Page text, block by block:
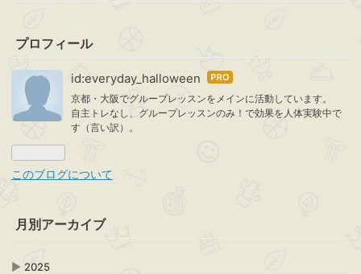
プロフィール
id:everyday_halloween はて
なブ
ログ
京都・大阪でグループレッスンをメインに活動しています。
自主トレなし、グループレッスンのみ！で効果を人体実験中で
す（言い訳）。
このブログについて
月別アーカイブ
▶ 2025